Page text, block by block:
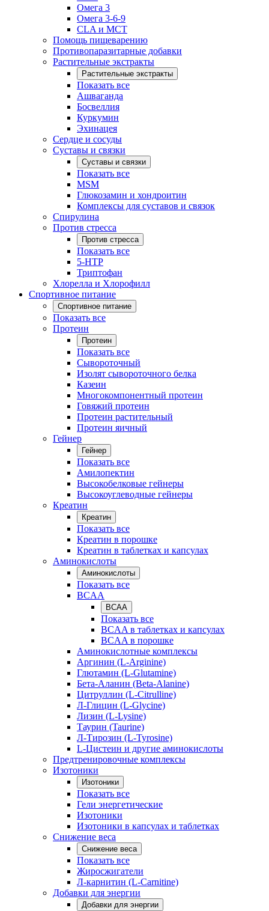
Омега 3
Омега 3-6-9
CLA и MCT
Помощь пищеварению
Противопаразитарные добавки
Растительные экстракты
Растительные экстракты
Показать все
Ашваганда
Босвеллия
Куркумин
Эхинацея
Сердце и сосуды
Суставы и связки
Суставы и связки
Показать все
MSM
Глюкозамин и хондроитин
Комплексы для суставов и связок
Спирулина
Против стресса
Против стресса
Показать все
5-HTP
Триптофан
Хлорелла и Хлорофилл
Спортивное питание
Спортивное питание
Показать все
Протеин
Протеин
Показать все
Сывороточный
Изолят сывороточного белка
Казеин
Многокомпонентный протеин
Говяжий протеин
Протеин растительный
Протеин яичный
Гейнер
Гейнер
Показать все
Амилопектин
Высокобелковые гейнеры
Высокоуглеводные гейнеры
Креатин
Креатин
Показать все
Креатин в порошке
Креатин в таблетках и капсулах
Аминокислоты
Аминокислоты
Показать все
BCAA
BCAA
Показать все
BCAA в таблетках и капсулах
BCAA в порошке
Аминокислотные комплексы
Аргинин (L-Arginine)
Глютамин (L-Glutamine)
Бета-Аланин (Beta-Alanine)
Цитруллин (L-Citrulline)
Л-Глицин (L-Glycine)
Лизин (L-Lysine)
Таурин (Taurine)
Л-Тирозин (L-Tyrosine)
L-Цистеин и другие аминокислоты
Предтренировочные комплексы
Изотоники
Изотоники
Показать все
Гели энергетические
Изотоники
Изотоники в капсулах и таблетках
Снижение веса
Снижение веса
Показать все
Жиросжигатели
Л-карнитин (L-Carnitine)
Добавки для энергии
Добавки для энергии